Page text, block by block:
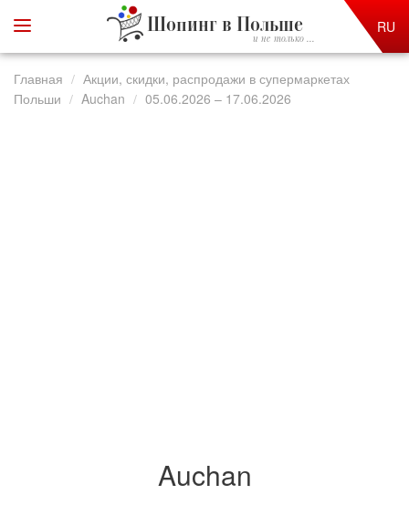
Шопинг в Польше
и не только ...
RU
Главная
Акции, скидки, распродажи в супермаркетах
Польши
Auchan 05.06.2026 – 17.06.2026
Auchan